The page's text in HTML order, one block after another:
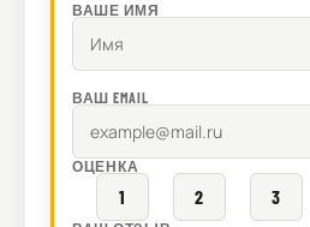
ВАШЕ ИМЯ
ВАШ EMAIL
ОЦЕНКА
1 2 3